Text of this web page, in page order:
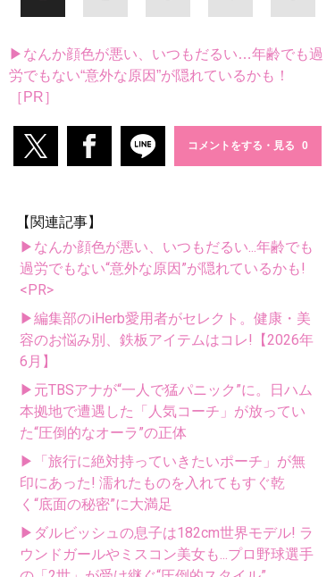
▶なんか顔色が悪い、いつもだるい…年齢でも過
労でもない“意外な原因”が隠れているかも！
［PR］
コメントをする・見る
【関連記事】
▶なんか顔色が悪い、いつもだるい...年齢でも
過労でもない“意外な原因”が隠れているかも!
<PR>
▶編集部のiHerb愛用者がセレクト。健康・美
容のお悩み別、鉄板アイテムはコレ!【2026年
6月】
▶元TBSアナが“一人で猛パニック”に。日ハム
本拠地で遭遇した「人気コーチ」が放ってい
た“圧倒的なオーラ”の正体
▶「旅行に絶対持っていきたいポーチ」が無
印にあった! 濡れたものを入れてもすぐ乾
く“底面の秘密”に大満足
▶ダルビッシュの息子は182cm世界モデル! ラ
ウンドガールやミスコン美女も...プロ野球選手